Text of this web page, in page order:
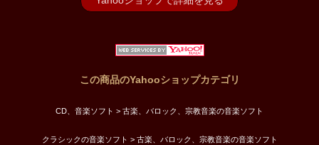
この商品のYahooショップカテゴリ
CD、音楽ソフト > 古楽、バロック、宗教音楽の音楽ソフト
クラシックの音楽ソフト > 古楽、バロック、宗教音楽の音楽ソフト